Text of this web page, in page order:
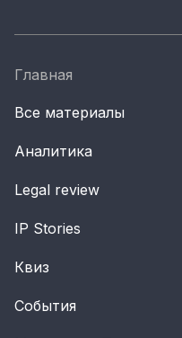
Главная
Все материалы
Аналитика
Legal review
IP Stories
Квиз
События